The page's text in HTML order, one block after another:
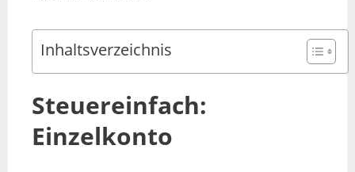
Inhaltsverzeichnis
Steuereinfach:
Einzelkonto